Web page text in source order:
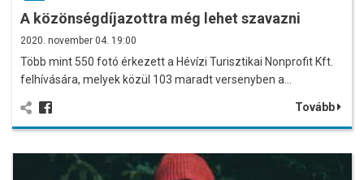
A közönségdíjazottra még lehet szavazni
2020. november 04. 19:00
Több mint 550 fotó érkezett a Hévízi Turisztikai Nonprofit Kft.
felhívására, melyek közül 103 maradt versenyben a…
Tovább